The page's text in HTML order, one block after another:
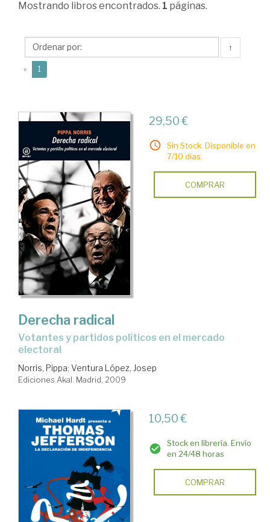
Ventura
Josep
Mostrando libros encontrados. 1 páginas.
↑
« 1
29,50 €
Sin Stock. Disponible en
7/10 días.
COMPRAR
Derecha radical
votantes y partidos políticos en el mercado
electoral
Norris, Pippa; Ventura López, Josep
Ediciones Akal. Madrid, 2009
10,50 €
Stock en librería. Envío
en 24/48 horas
COMPRAR